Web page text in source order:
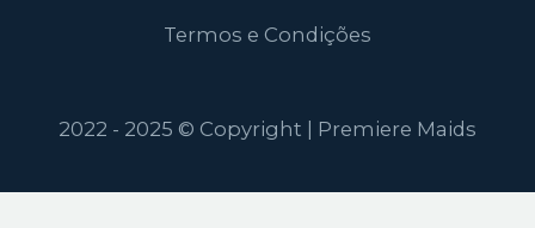
Termos e Condições
2022 - 2025 © Copyright | Premiere Maids